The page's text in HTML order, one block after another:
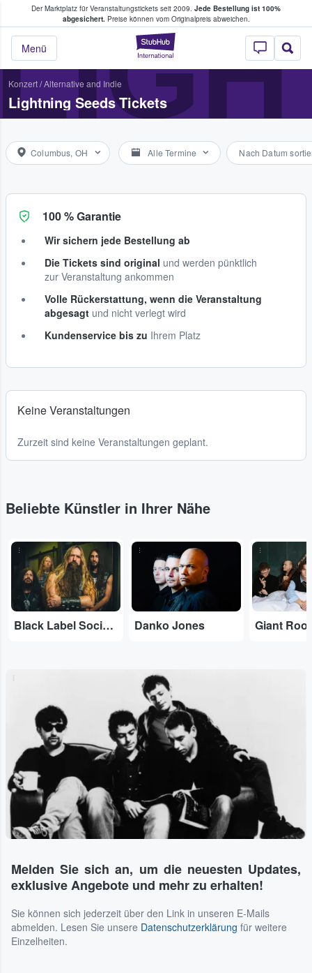
Der Marktplatz für Veranstaltungstickets seit 2009. Jede Bestellung ist 100%
abgesichert.Preise können vom Originalpreis abweichen.
StubHub - Wo
Menü
Tickets kaufen & verkaufen
Konzert/Alternative and Indie
Lightning Seeds Tickets
Columbus, OH Alle Termine Nach Datum
100 % Garantie
Wir sichern jede Bestellung ab
Die Tickets sind original und werden pünktlich
zur Veranstaltung ankommen
Volle Rückerstattung, wenn die Veranstaltung
abgesagt und nicht verlegt wird
Kundenservice bis zu Ihrem Platz
Keine Veranstaltungen
Zurzeit sind keine Veranstaltungen geplant.
Beliebte Künstler in Ihrer Nähe
...
Black Label Society
...
Danko Jones
...
Giant
Melden Sie sich an, um die neuesten Updates,
exklusive Angebote und mehr zu erhalten!
Sie können sich jederzeit über den Link in unseren E-Mails
abmelden. Lesen Sie unsere Datenschutzerklärung für weitere
Einzelheiten.